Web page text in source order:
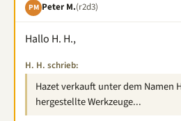
PM Peter M.(r2d3)
Hallo H. H.,
H. H. schrieb:
Hazet verkauft unter dem Namen
hergestellte Werkzeuge...